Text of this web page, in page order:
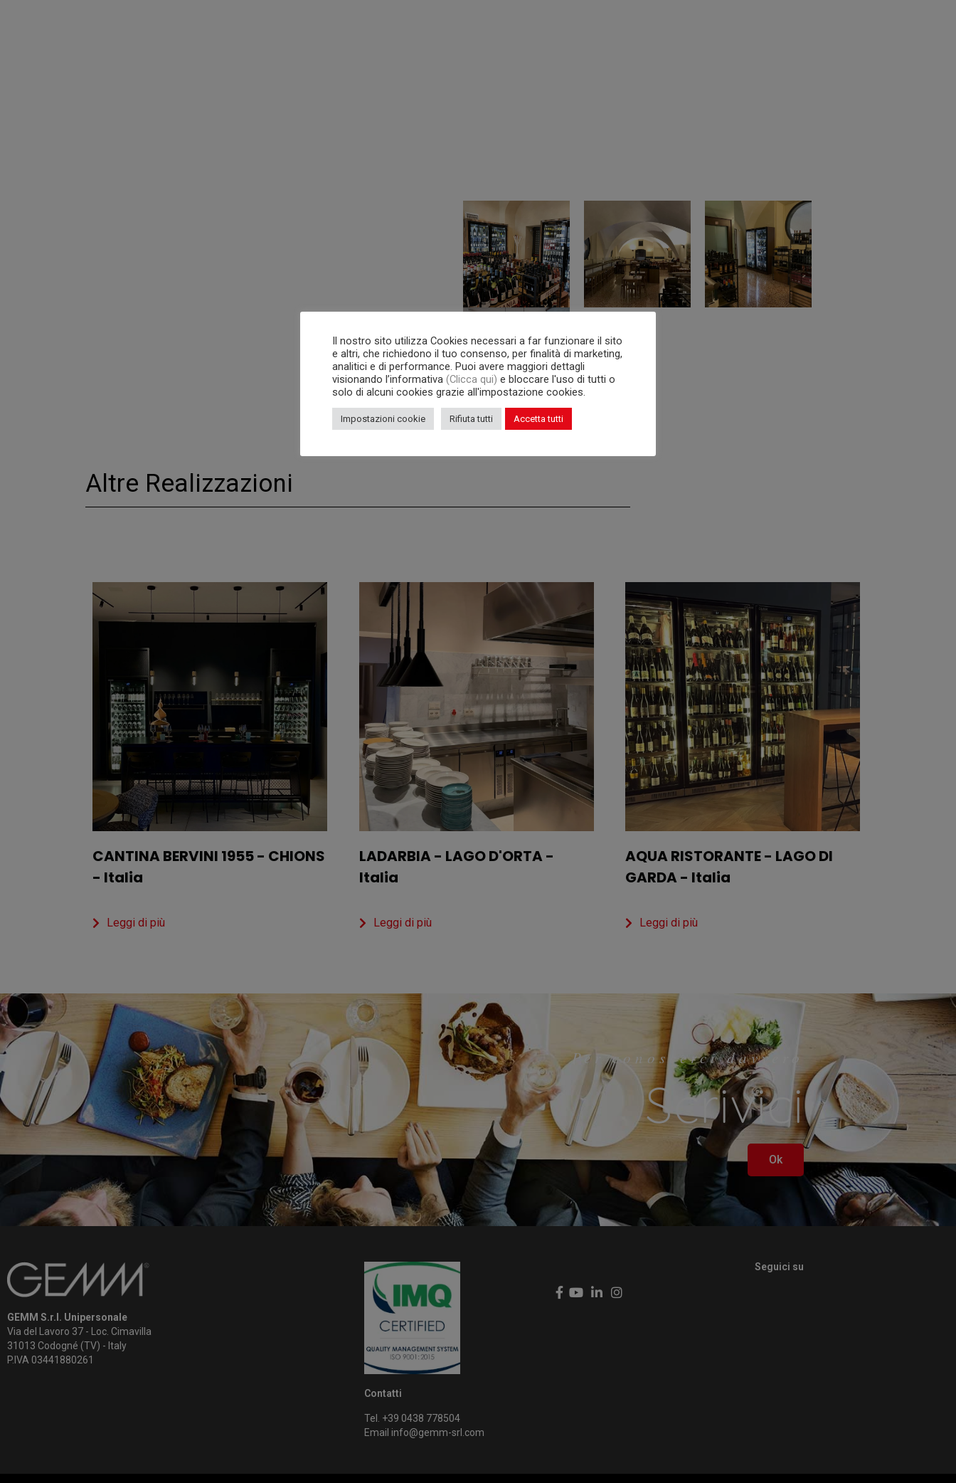
Altre Realizzazioni
CANTINA BERVINI 1955 - CHIONS
- Italia
Leggi di più
LADARBIA - LAGO D'ORTA -
Italia
Leggi di più
AQUA RISTORANTE - LAGO DI
GARDA - Italia
Leggi di più
Per conoscerci davvero
Scrivici
Ok
GEMM S.r.l. Unipersonale
Via del Lavoro 37 - Loc. Cimavilla
31013 Codogné (TV) - Italy
P.IVA 03441880261
Contatti
Tel. +39 0438 778504
Email info@gemm-srl.com
Seguici su
Il nostro sito utilizza Cookies necessari a far funzionare il sito
e altri, che richiedono il tuo consenso, per finalità di marketing,
analitici e di performance. Puoi avere maggiori dettagli
visionando l’informativa (Clicca qui) e bloccare l'uso di tutti o
solo di alcuni cookies grazie all'impostazione cookies.
Impostazioni cookie Rifiuta tutti Accetta tutti